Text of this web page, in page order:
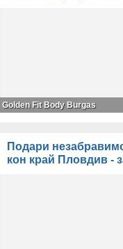
Golden Fit Body Burgas
Подари
кон край Пловдив -